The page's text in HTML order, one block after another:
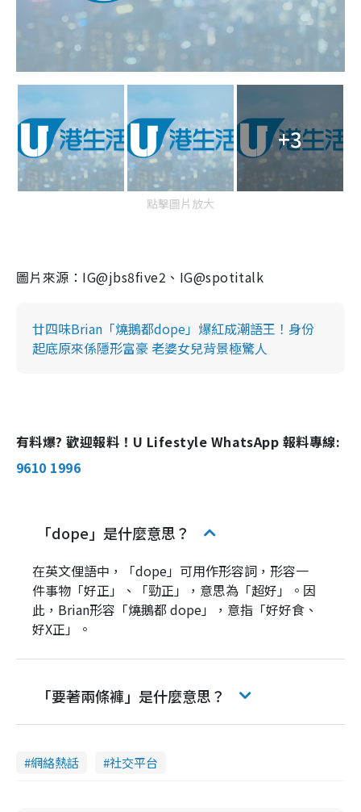
+3
點擊圖片放大
圖片來源：IG@jbs8five2、IG@spotitalk
廿四味Brian「燒鵝都dope」爆紅成潮語王！身份
起底原來係隱形富豪 老婆女兒背景極驚人
有料爆? 歡迎報料！U Lifestyle WhatsApp 報料專線:
9610 1996
「dope」是什麼意思？
在英文俚語中，「dope」可用作形容詞，形容一
件事物「好正」、「勁正」，意思為「超好」。因
此，Brian形容「燒鵝都 dope」，意指「好好食、
好X正」。
「要著兩條褲」是什麼意思？
網絡熱話 社交平台